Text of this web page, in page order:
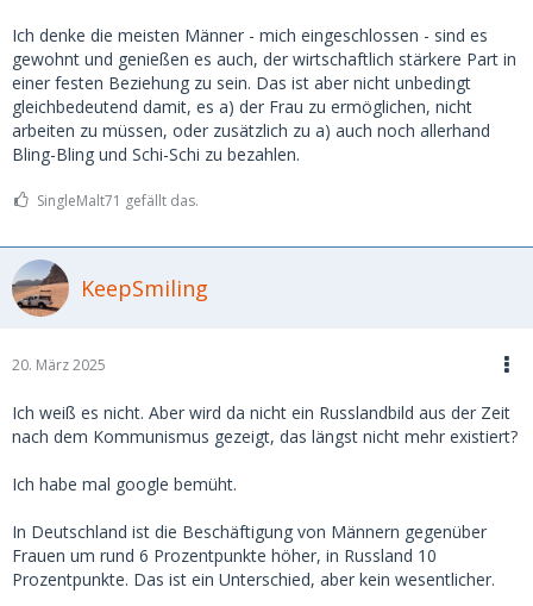
Ich denke die meisten Männer - mich eingeschlossen - sind es
gewohnt und genießen es auch, der wirtschaftlich stärkere Part in
einer festen Beziehung zu sein. Das ist aber nicht unbedingt
gleichbedeutend damit, es a) der Frau zu ermöglichen, nicht
arbeiten zu müssen, oder zusätzlich zu a) auch noch allerhand
Bling-Bling und Schi-Schi zu bezahlen.
SingleMalt71 gefällt das.
KeepSmiling
20. März 2025
Ich weiß es nicht. Aber wird da nicht ein Russlandbild aus der Zeit
nach dem Kommunismus gezeigt, das längst nicht mehr existiert?
Ich habe mal google bemüht.
In Deutschland ist die Beschäftigung von Männern gegenüber
Frauen um rund 6 Prozentpunkte höher, in Russland 10
Prozentpunkte. Das ist ein Unterschied, aber kein wesentlicher.